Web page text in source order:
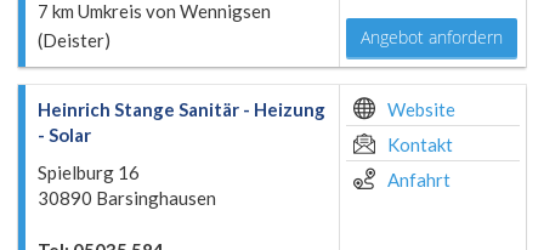
7 km Umkreis von Wennigsen
(Deister)
Angebot anfordern
Heinrich Stange Sanitär - Heizung
- Solar
Spielburg 16
30890 Barsinghausen
Website
Kontakt
Anfahrt